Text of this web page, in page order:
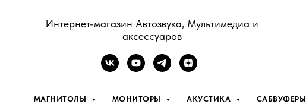
Интернет-магазин Автозвука, Мультимедиа и
аксессуаров
МАГНИТОЛЫ МОНИТОРЫ АКУСТИКА САБВУФЕРЫ